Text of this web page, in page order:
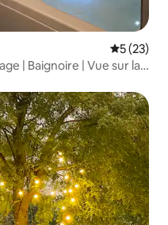
5 (23)
| Baignoire | Vue sur la